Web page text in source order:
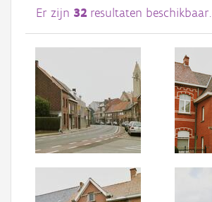
Afbeeldingen
#BeeldIndeKijker
Hergebruik
Over ons
Aanmelden
Er zijn 32 resultaten beschikbaar.